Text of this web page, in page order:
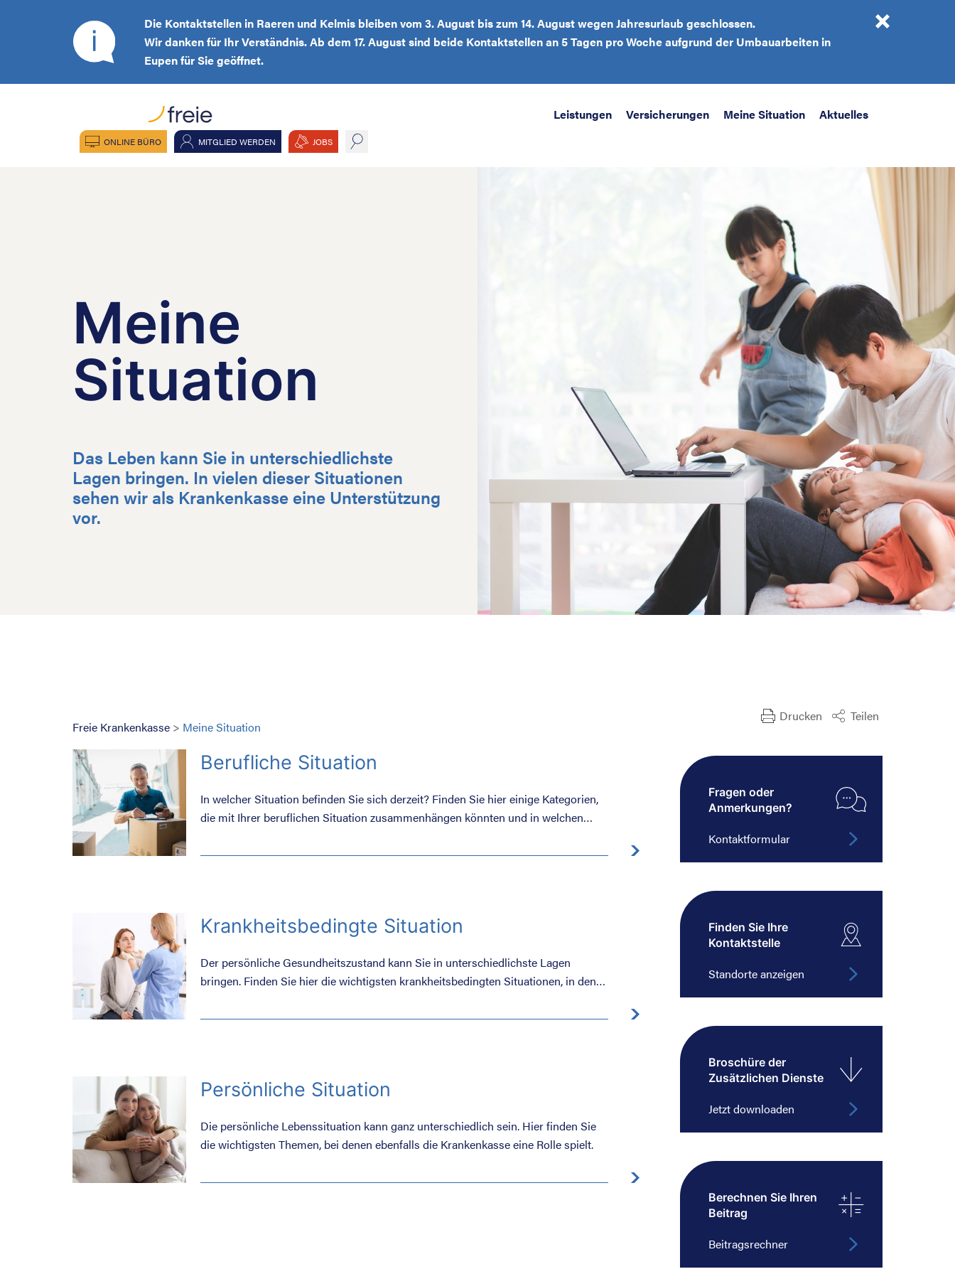
Die Kontaktstellen in Raeren und Kelmis bleiben vom 3. August bis zum 14. August wegen Jahresurlaub geschlossen.
Wir danken für Ihr Verständnis. Ab dem 17. August sind beide Kontaktstellen an 5 Tagen pro Woche aufgrund der Umbauarbeiten in
Eupen für Sie geöffnet.
Leistungen Versicherungen Meine Situation Aktuelles
ONLINE BÜRO MITGLIED WERDEN JOBS
Suche nach:
Meine
Situation
Das Leben kann Sie in unterschiedlichste
Lagen bringen. In vielen dieser Situationen
sehen wir als Krankenkasse eine Unterstützung
vor.
Freie Krankenkasse > Meine Situation
Berufliche Situation
In welcher Situation befinden Sie sich derzeit? Finden Sie hier einige Kategorien,
die mit Ihrer beruflichen Situation zusammenhängen könnten und in welchen
Krankheitsbedingte Situation
Der persönliche Gesundheitszustand kann Sie in unterschiedlichste Lagen
bringen. Finden Sie hier die wichtigsten krankheitsbedingten Situationen, in denen
Persönliche Situation
Die persönliche Lebenssituation kann ganz unterschiedlich sein. Hier finden Sie
die wichtigsten Themen, bei denen ebenfalls die Krankenkasse eine Rolle spielt.
Drucken Teilen
Fragen oder
Anmerkungen?
Kontaktformular
Finden Sie Ihre
Kontaktstelle
Standorte anzeigen
Broschüre der
Zusätzlichen Dienste
Jetzt downloaden
Berechnen Sie Ihren
Beitrag
Beitragsrechner